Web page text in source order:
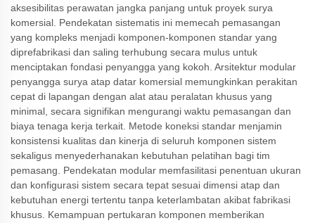
aksesibilitas perawatan jangka panjang untuk proyek surya
komersial. Pendekatan sistematis ini memecah pemasangan
yang kompleks menjadi komponen-komponen standar yang
diprefabrikasi dan saling terhubung secara mulus untuk
menciptakan fondasi penyangga yang kokoh. Arsitektur modular
penyangga surya atap datar komersial memungkinkan perakitan
cepat di lapangan dengan alat atau peralatan khusus yang
minimal, secara signifikan mengurangi waktu pemasangan dan
biaya tenaga kerja terkait. Metode koneksi standar menjamin
konsistensi kualitas dan kinerja di seluruh komponen sistem
sekaligus menyederhanakan kebutuhan pelatihan bagi tim
pemasang. Pendekatan modular memfasilitasi penentuan ukuran
dan konfigurasi sistem secara tepat sesuai dimensi atap dan
kebutuhan energi tertentu tanpa keterlambatan akibat fabrikasi
khusus. Kemampuan pertukaran komponen memberikan